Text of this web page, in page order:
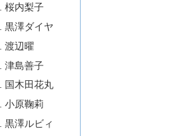
桜内梨子
黒澤ダイヤ
渡辺曜
津島善子
国木田花丸
小原鞠莉
黒澤ルビィ